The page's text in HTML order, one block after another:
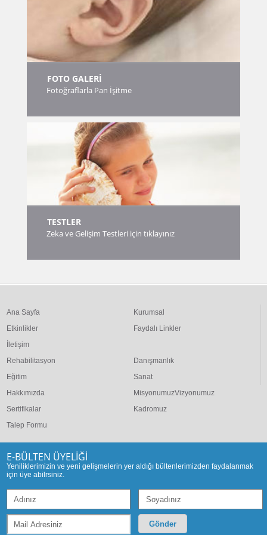
FOTO GALERİ
Fotoğraflarla Pan İşitme
TESTLER
Zeka ve Gelişim Testleri için tıklayınız
Ana Sayfa
Kurumsal
Etkinlikler
Faydalı Linkler
İletişim
Rehabilitasyon
Danışmanlık
Eğitim
Sanat
Hakkımızda
MisyonumuzVizyonumuz
Sertifikalar
Kadromuz
Talep Formu
E-BÜLTEN ÜYELİĞİ
Yeniliklerimizin ve yeni gelişmelerin yer aldığı bültenlerimizden faydalanmak
için üye abilrsiniz.